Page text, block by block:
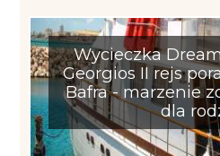
Wycieczka
Georgios II rejs
Bafra - marzenie
dla